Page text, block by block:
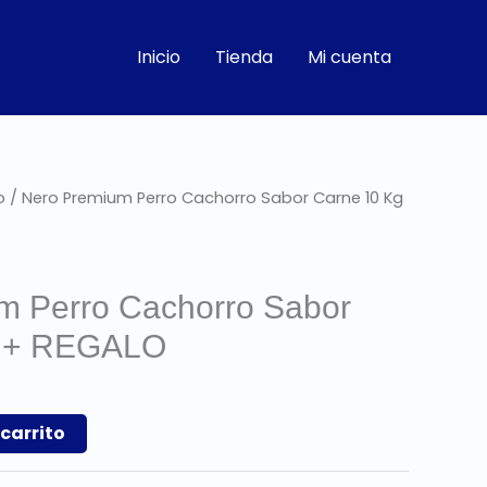
Inicio Tienda Mi cuenta
/ Nero Premium Perro Cachorro Sabor Carne 10 Kg
Perro Cachorro Sabor
REGALO
1.350.